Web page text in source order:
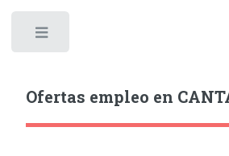
Ofertas empleo en